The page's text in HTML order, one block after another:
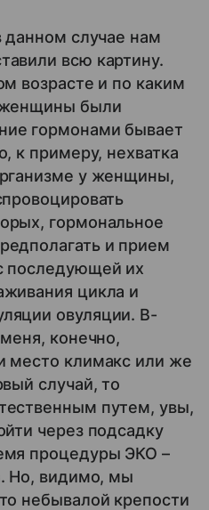
случае нам
всю картину.
возрасте и по каким
женщины были
гормонами бывает
к примеру, нехватка
у женщины,
гормональное
и прием
последующей их
цикла и
овуляции. В-
конечно,
место климакс или же
случай, то
путем, увы,
через подсадку
процедуры ЭКО –
Но, видимо, мы
небывалой крепости